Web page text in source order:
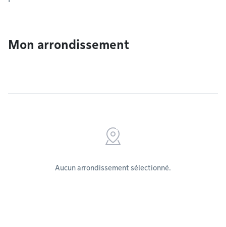
Mon arrondissement
Aucun arrondissement sélectionné.